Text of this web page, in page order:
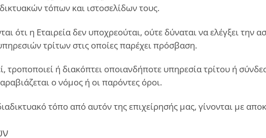
τόπων και ιστοσελίδων τους.
ότι η Εταιρεία δεν υποχρεούται, ούτε δύναται να ελέγξει την
τρίτων στις οποίες παρέχει πρόσβαση.
τροποποιεί ή διακόπτει οποιανδήποτε υπηρεσία τρίτου ή
ο νόμος ή οι παρόντες όροι.
τόπο από αυτόν της επιχείρησής μας, γίνονται με